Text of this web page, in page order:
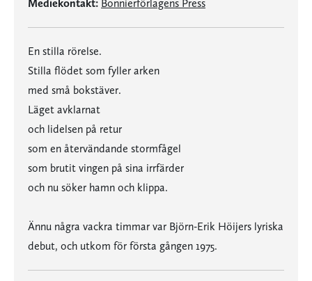
Mediekontakt: Bonnierförlagens Press
En stilla rörelse.
Stilla flödet som fyller arken
med små bokstäver.
Läget avklarnat
och lidelsen på retur
som en återvändande stormfågel
som brutit vingen på sina irrfärder
och nu söker hamn och klippa.
Ännu några vackra timmar var Björn-Erik Höijers lyriska
debut, och utkom för första gången 1975.